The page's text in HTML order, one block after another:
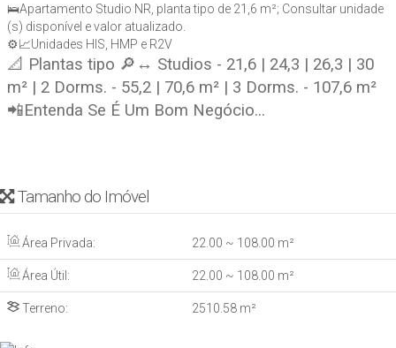
🛌Apartamento Studio NR, planta tipo de 21,6 m²; Consultar unidade
(s) disponível e valor atualizado.
⚙️📈Unidades HIS, HMP e R2V
📐 Plantas tipo 🔎↔ Studios - 21,6 | 24,3 | 26,3 | 30
m² | 2 Dorms. - 55,2 | 70,6 m² | 3 Dorms. - 107,6 m²
📲Entenda Se É Um Bom Negócio...
Tamanho do Imóvel
Área Privada: 22.00 ~ 108.00 m²
Área Útil: 22.00 ~ 108.00 m²
Terreno: 2510.58 m²